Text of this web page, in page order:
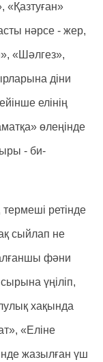
«Қазтуған»
нәрсе - жер,
«Шәлгез»,
діни
елінің
өлеңінде
- би-
ретінде
сыйлап не
фәни
үңіліп,
хақында
«Еліне
жазылған үш